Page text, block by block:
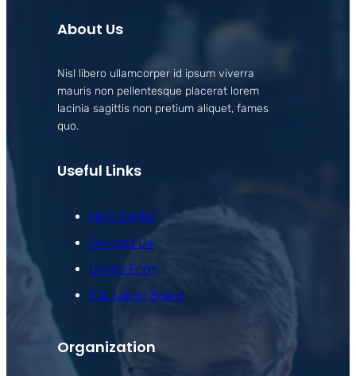
About Us
Nisl libero ullamcorper id ipsum viverra
mauris non pellentesque placerat lorem
lacinia sagittis non pretium aliquet, fames
quo.
Useful Links
Help Center
Contact Us
Online Form
Education Board
Organization